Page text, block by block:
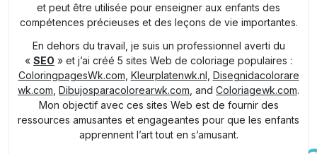
et peut être utilisée pour enseigner aux enfants des
compétences précieuses et des leçons de vie importantes.
En dehors du travail, je suis un professionnel averti du
« SEO » et j’ai créé 5 sites Web de coloriage populaires :
ColoringpagesWk.com Kleurplatenwk.nl Disegnidacolorare
wk.com Dibujosparacolorearwk.com , and Coloriagewk.com.
Mon objectif avec ces sites Web est de fournir des
ressources amusantes et engageantes pour que les enfants
apprennent l’art tout en s’amusant.